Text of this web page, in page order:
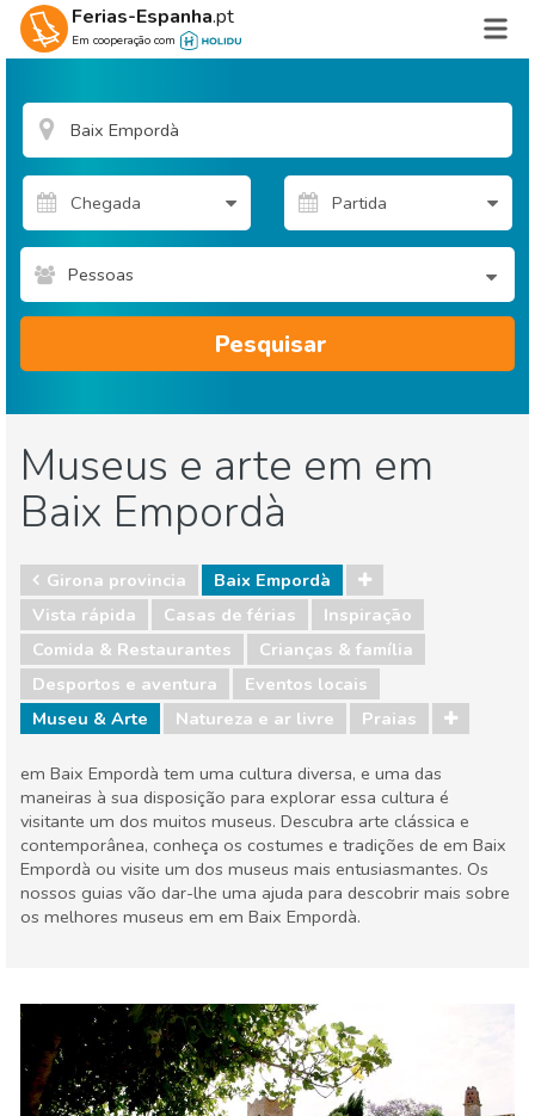
Ferias-Espanha.pt
Em cooperação com
Pessoas
Pesquisar
Museus e arte em em
Baix Empordà
Girona provincia
Baix Empordà
Vista rápida
Casas de férias
Inspiração
Comida & Restaurantes
Crianças & família
Desportos e aventura
Eventos locais
Museu & Arte
Natureza e ar livre Praias
em Baix Empordà tem uma cultura diversa, e uma das
maneiras à sua disposição para explorar essa cultura é
visitante um dos muitos museus. Descubra arte clássica e
contemporânea, conheça os costumes e tradições de em Baix
Empordà ou visite um dos museus mais entusiasmantes. Os
nossos guias vão dar-lhe uma ajuda para descobrir mais sobre
os melhores museus em em Baix Empordà.
Comida & Restaurantes
Crianças & família
Desportos e aventura
Eventos locais
Museu & Arte
Natureza e ar livre Praias